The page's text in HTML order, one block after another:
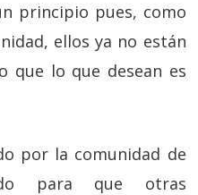
principio pues, como
ellos ya no están
que lo que desean es
la comunidad de
para que otras